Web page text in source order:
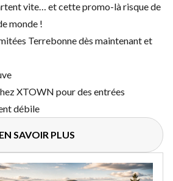
vite… et cette promo-là risque de
monde !
Terrebonne dès maintenant et
XTOWN pour des entrées
débile
EN SAVOIR PLUS